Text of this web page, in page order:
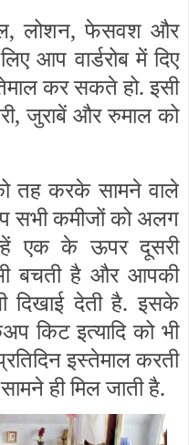
लोशन, फेसवश और
आप वार्डरोब में दिए
कर सकते हो. इसी
जुराबें और रुमाल को
तह करके सामने वाले
सभी कमीजों को अलग
एक के ऊपर दूसरी
बचती है और आपकी
दिखाई देती है. इसके
किट इत्यादि को भी
इस्तेमाल करती
ही मिल जाती है.